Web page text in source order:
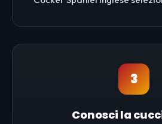
3
Conosci la